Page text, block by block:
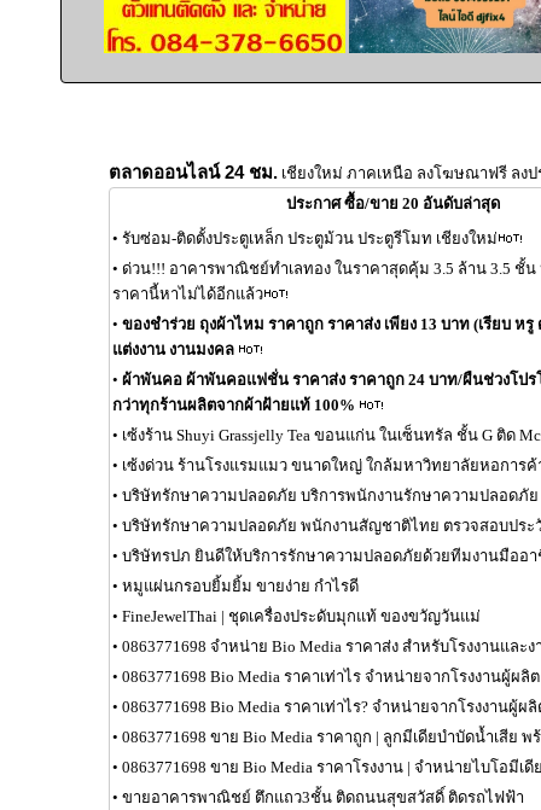
ตลาดออนไลน์ 24 ชม. เชียงใหม่ ภาคเหนือ ลงโฆษณาฟรี ลงป
ประกาศ ซื้อ/ขาย 20 อันดับล่าสุด
• รับซ่อม-ติดตั้งประตูเหล็ก ประตูม้วน ประตูรีโมท เชียงใหม่
• ด่วน!!! อาคารพาณิชย์ทำเลทอง ในราคาสุดคุ้ม 3.5 ล้าน 3.5 ชั้
ราคานี้หาไม่ได้อีกแล้ว
• ของชำร่วย ถุงผ้าไหม ราคาถูก ราคาส่ง เพียง 13 บาท (เรียบ หรู
แต่งงาน งานมงคล
• ผ้าพันคอ ผ้าพันคอแฟชั่น ราคาส่ง ราคาถูก 24 บาท/ผืนช่วงโป
กว่าทุกร้านผลิตจากผ้าฝ้ายแท้ 100%
• เซ้งร้าน Shuyi Grassjelly Tea ขอนแก่น ในเซ็นทรัล ชั้น G ติด
• เซ้งด่วน ร้านโรงแรมแมว ขนาดใหญ่ ใกล้มหาวิทยาลัยหอการค้
• บริษัทรักษาความปลอดภัย บริการพนักงานรักษาความปลอดภัย
• บริษัทรักษาความปลอดภัย พนักงานสัญชาติไทย ตรวจสอบประ
• บริษัทรปภ ยินดีให้บริการรักษาความปลอดภัยด้วยทีมงานมืออ
• หมูแผ่นกรอบยิ้มยิ้ม ขายง่าย กำไรดี
• FineJewelThai | ชุดเครื่องประดับมุกแท้ ของขวัญวันแม่
• 0863771698 จำหน่าย Bio Media ราคาส่ง สำหรับโรงงานและ
• 0863771698 Bio Media ราคาเท่าไร จำหน่ายจากโรงงานผู้ผลิต
• 0863771698 Bio Media ราคาเท่าไร? จำหน่ายจากโรงงานผู้ผลิ
• 0863771698 ขาย Bio Media ราคาถูก | ลูกมีเดียบำบัดน้ำเสีย พร้
• 0863771698 ขาย Bio Media ราคาโรงงาน | จำหน่ายไบโอมีเดี
• ขายอาคารพาณิชย์ ตึกแถว3ชั้น ติดถนนสุขสวัสดิ์ ติดรถไฟฟ้า